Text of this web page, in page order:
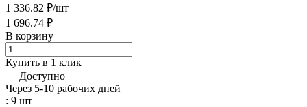
1 336.82 ₽/шт
1 696.74 ₽
В корзину
Купить в 1 клик
Доступно
Через 5-10 рабочих дней
: 9 шт